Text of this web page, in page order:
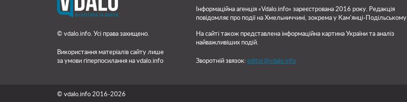
© vdalo.info. Усі права захищено.
Використання матеріалів сайту лише
за умови гіперпосилання на vdalo.info
Інформаційна агенція «Vdalo.info» зареєстрована 2016 року. Редакція
повідомляє про події на Хмельниччині, зокрема у Кам'янці-Подільському.
На сайті також представлена інформаційна картина України та аналіз
найважливіших подій.
Зворотній звязок: editor@vdalo.info
© vdalo.info 2016-2026